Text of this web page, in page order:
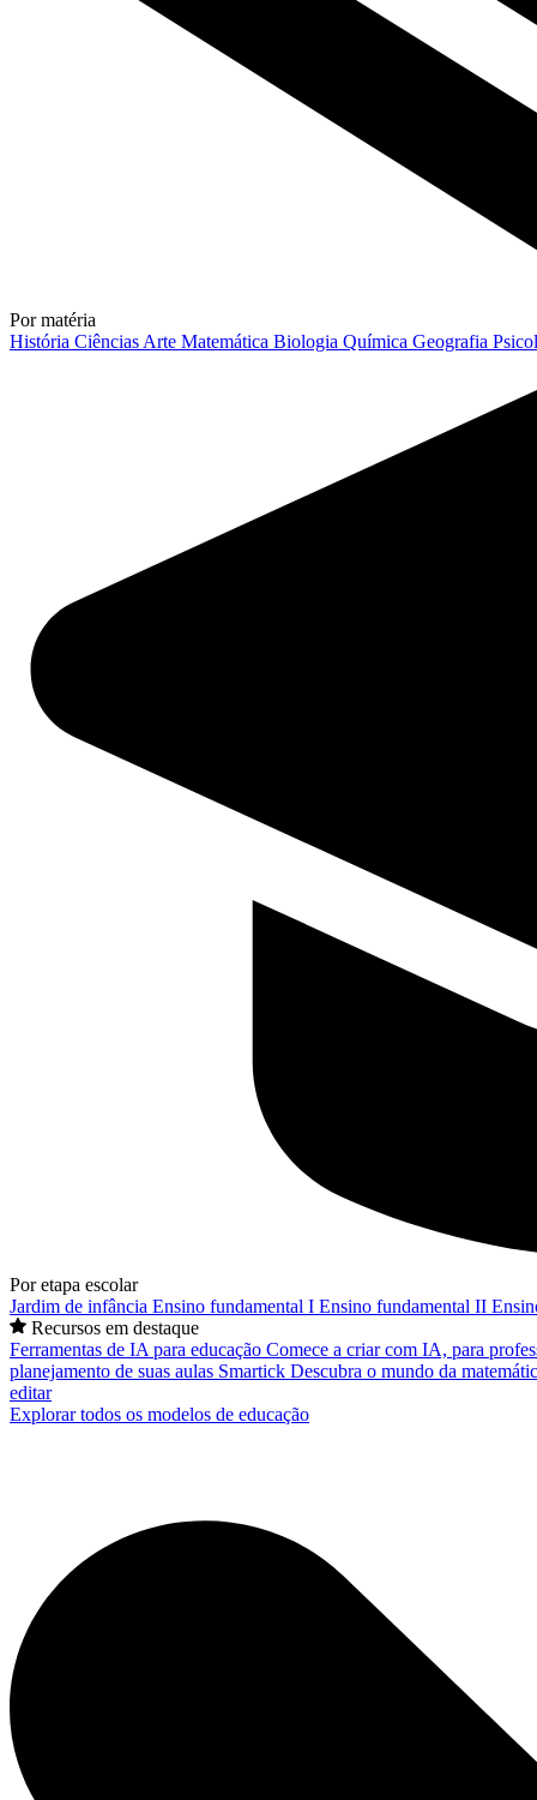
Por matéria
História Ciências Arte Matemática Biologia Química Geografia
Por etapa escolar
Jardim de infância Ensino fundamental I Ensino fundamental II
Recursos em destaque
Ferramentas de IA para educação Comece a criar com IA, para
planejamento de suas aulas Smartick Descubra o mundo da
editar
Explorar todos os modelos de educação